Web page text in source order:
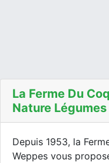
La Ferme Du
Nature Légumes
Depuis 1953, la
Weppes vous